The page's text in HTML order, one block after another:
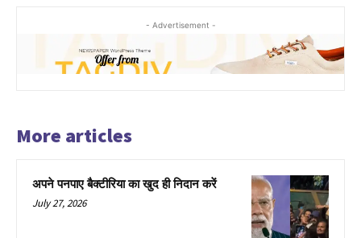
- Advertisement -
More articles
अपने पनपाए बैक्टीरिया का खुद ही निदान करें
July 27, 2026